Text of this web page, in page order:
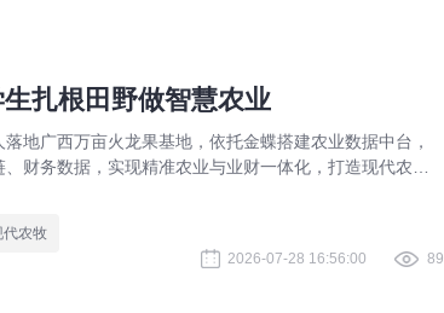
扎根田野做智慧农业
地广西万亩火龙果基地，依托金蝶搭建农业数据中台，
财务数据，实现精准农业与业财一体化，打造现代农业
代农牧
2026-07-28 16:56:00 89